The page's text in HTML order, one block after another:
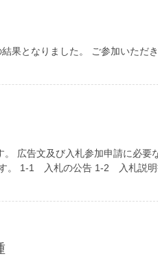
果となりました。 ご参加いただ
広告文及び入札参加申請に必要
す。 1-1 入札の公告 1-2 入札説